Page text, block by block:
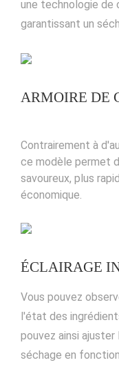
une technologie de
garantissant un
ARMOIRE DE
Contrairement à
ce modèle permet
savoureux, plus
économique.
ÉCLAIRAGE
Vous pouvez
l'état des
pouvez ainsi
séchage en